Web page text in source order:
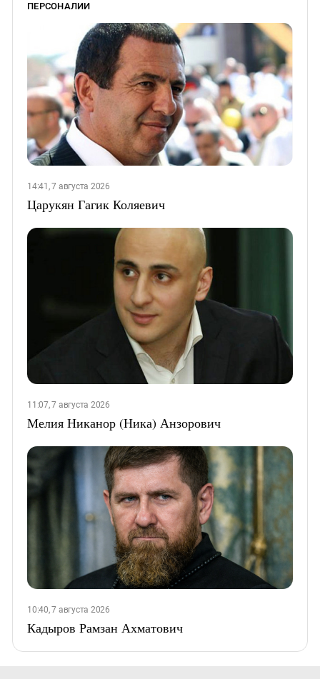
ПЕРСОНАЛИИ
14:41, 7 августа 2026
Царукян Гагик Коляевич
11:07, 7 августа 2026
Мелия Никанор (Ника) Анзорович
10:40, 7 августа 2026
Кадыров Рамзан Ахматович